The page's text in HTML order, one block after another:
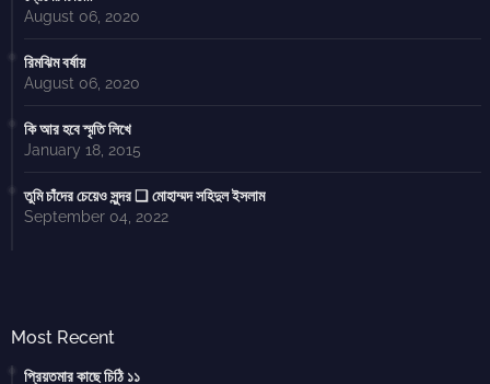
August 06, 2020
রিমঝিম বর্ষায়
August 06, 2020
কি আর হবে স্মৃতি লিখে
January 18, 2015
তুমি চাঁদের চেয়েও সুন্দর ❑ মোহাম্মদ সহিদুল ইসলাম
September 04, 2022
Most Recent
প্রিয়তমার কাছে চিঠি ১১